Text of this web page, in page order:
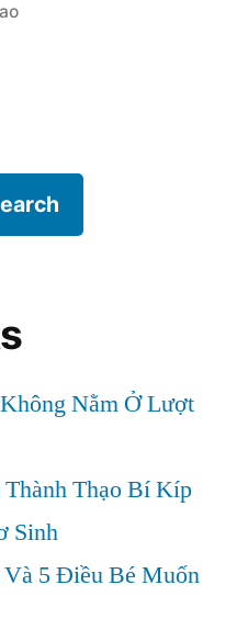
Nằm Ở Lượt
Thạo Bí Kíp
Sinh
Và 5 Điều Bé Muốn